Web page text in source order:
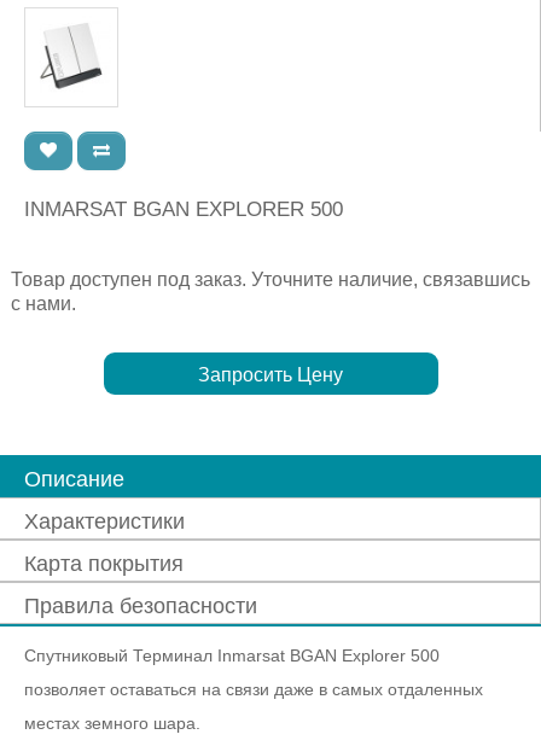
INMARSAT BGAN EXPLORER 500
Товар доступен под заказ. Уточните наличие, связавшись
с нами.
Запросить Цену
Описание
Характеристики
Карта покрытия
Правила безопасности
Спутниковый Терминал Inmarsat BGAN Explorer 500
позволяет оставаться на связи даже в самых отдаленных
местах земного шара.